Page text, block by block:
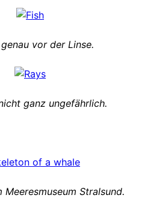
vor der Linse.
ganz ungefährlich.
Meeresmuseum Stralsund.